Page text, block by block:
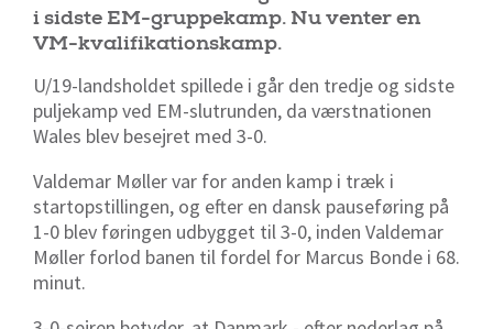
i sidste EM-gruppekamp. Nu venter en
VM-kvalifikationskamp.
U/19-landsholdet spillede i går den tredje og sidste
puljekamp ved EM-slutrunden, da værstnationen
Wales blev besejret med 3-0.
Valdemar Møller var for anden kamp i træk i
startopstillingen, og efter en dansk pauseføring på
1-0 blev føringen udbygget til 3-0, inden Valdemar
Møller forlod banen til fordel for Marcus Bonde i 68.
minut.